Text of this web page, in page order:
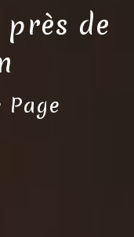
de
Page